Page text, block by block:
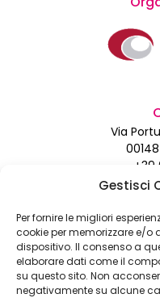
Gestisci
Per fornire le migliori
cookie per memorizzare e/o
dispositivo. Il consenso a
elaborare dati come il
su questo sito. Non
negativamente su alcune
Via
+39